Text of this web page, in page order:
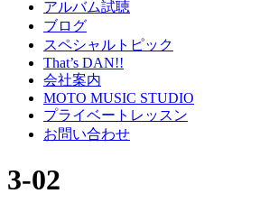
アルバム試聴
ブログ
スペシャルトピック
That’s DAN!!
会社案内
MOTO MUSIC STUDIO
プライベートレッスン
お問い合わせ
3-02